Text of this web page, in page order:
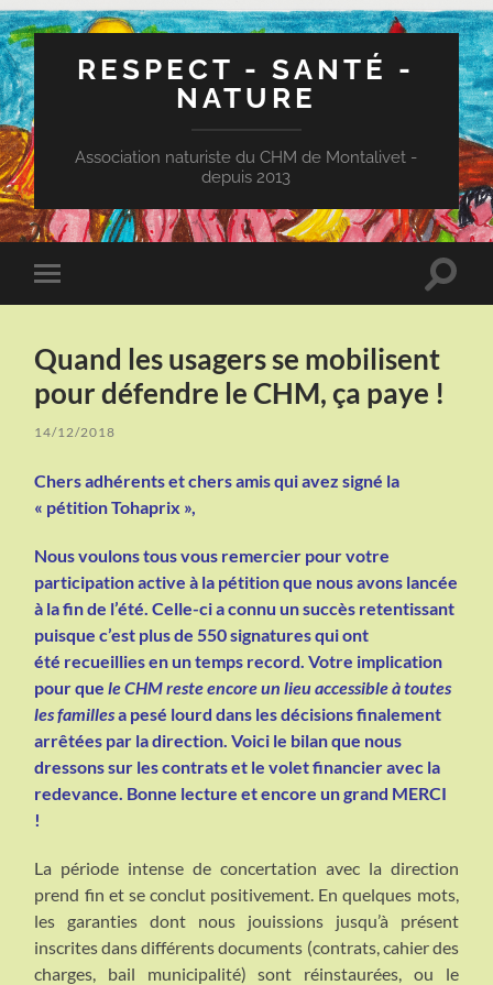
RESPECT - SANTÉ -
NATURE
Association naturiste du CHM de Montalivet -
depuis 2013
Toggle
mobile
Toggle
Quand les usagers se mobilisent
pour défendre le CHM, ça paye !
14/12/2018
Chers adhérents et chers amis qui avez signé la
« pétition Tohaprix »,
Nous voulons tous vous remercier pour votre
participation active à la pétition que nous avons lancée
à la fin de l’été. Celle-ci a connu un succès retentissant
puisque c’est plus de 550 signatures qui ont
été recueillies en un temps record. Votre implication
pour quele CHM reste encore un lieu accessible à toutes
lesfamillesa pesé lourd dans les décisions finalement
arrêtées par la direction. Voici le bilan que nous
dressons sur les contrats et le volet financier avec la
redevance. Bonne lecture et encore un grand MERCI
!
La période intense de concertation avec la direction
prend fin et se conclut positivement. En quelques mots,
les garanties dont nous jouissions jusqu’à présent
inscrites dans différents documents (contrats, cahier des
charges, bail municipalité) sont réinstaurées, ou le